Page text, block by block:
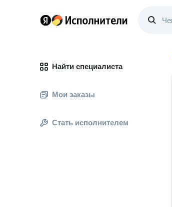
Найти специалиста
Мои заказы
Стать исполнителем